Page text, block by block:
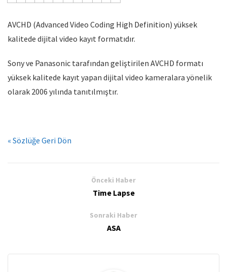
AVCHD (Advanced Video Coding High Definition) yüksek
kalitede dijital video kayıt formatıdır.
Sony ve Panasonic tarafından geliştirilen AVCHD formatı
yüksek kalitede kayıt yapan dijital video kameralara yönelik
olarak 2006 yılında tanıtılmıştır.
« Sözlüğe Geri Dön
Önceki Haber
Time Lapse
Sonraki Haber
ASA